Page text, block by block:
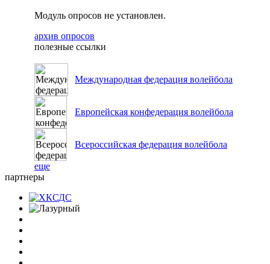
Модуль опросов не установлен.
архив опросов
полезные ссылки
Международная федерация волейбола
Европейская конфедерация волейбола
Всероссийская федерация волейбола
еще
партнеры